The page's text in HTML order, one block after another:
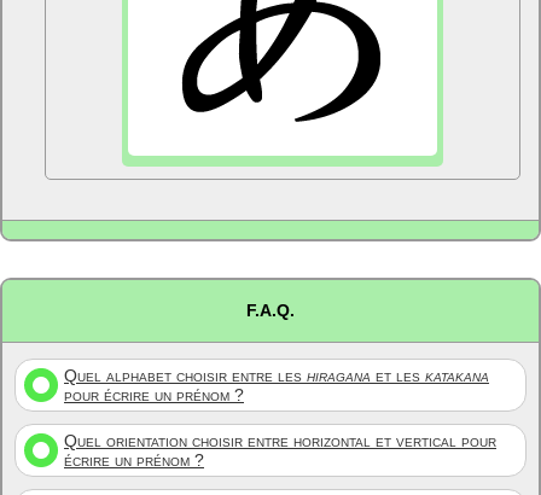
F.A.Q.
Quel alphabet choisir entre les hiragana et les katakana
pour écrire un prénom ?
Quel orientation choisir entre horizontal et vertical pour
écrire un prénom ?